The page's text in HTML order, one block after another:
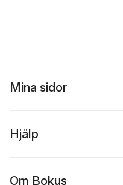
Mina sidor
Hjälp
Om Bokus